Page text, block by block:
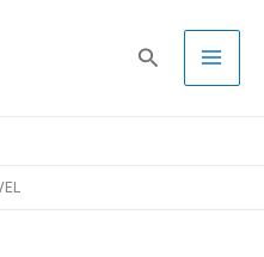
Pesquisa